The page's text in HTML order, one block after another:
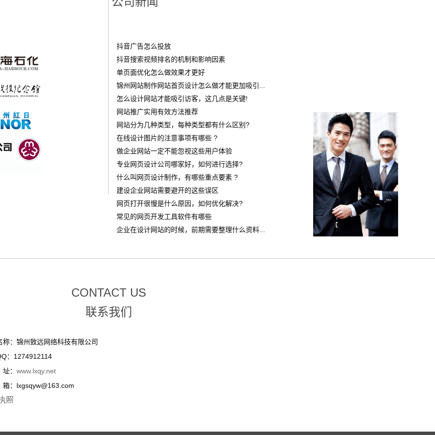
抖音广告怎么投放
‌抖音搜索视频排名的机制和影响因素
单页面优化怎么做效果才更好
锦州网站制作网站首页设计怎么做才能更加吸引...
怎么设计网站才能吸引访客，这几点是关键!
网站推广实用有效方法推荐
网站分为几种类型，每种类型都有什么区别?
在线设计图片的注意事项有哪些 ?
做企业网站一定不能忽视这些用户体验
专业网页设计公司哪家好，如何进行选择?
什么叫网页设计制作，有哪些重点要素 ?
建设企业网站需要避开的这些误区
网页打开很慢是什么原因，如何优化解决?
常见的网页开发工具软件有哪些
企业在设计网站的时候，前期需要整理什么资料...
CONTACT US
联系我们
称：锦州致远网络科技有限公司
：1274912114
： www.lxqy.net
lxgsqyw@163.com
照